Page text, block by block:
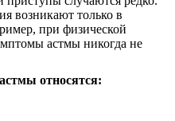
возникают только в
при физической
астмы никогда не
относятся: